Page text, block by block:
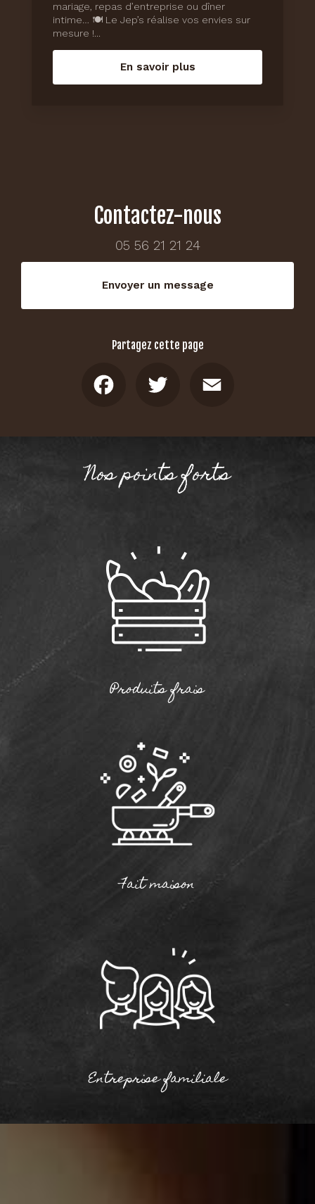
mariage, repas d’entreprise ou dîner
intime… 🍽️ Le Jep’s réalise vos envies sur
mesure !...
En savoir plus
Contactez-nous
05 56 21 21 24
Envoyer un message
Partagez cette page
Nos points forts
Produits frais
Fait maison
Entreprise familiale